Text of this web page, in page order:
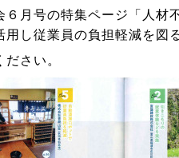
６月号の特集ページ「人材
用し従業員の負担軽減を図
さい。